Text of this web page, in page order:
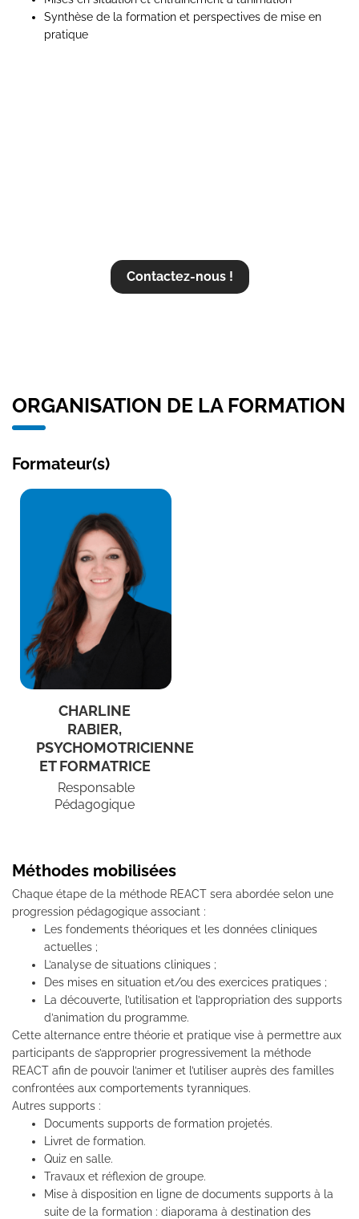
Synthèse de la formation et perspectives de mise en
pratique
Contactez-nous !
ORGANISATION DE LA FORMATION
Formateur(s)
CHARLINE
RABIER,
PSYCHOMOTRICIENNE
ET FORMATRICE
Responsable
Pédagogique
Méthodes mobilisées
Chaque étape de la méthode REACT sera abordée selon une
progression pédagogique associant :
Les fondements théoriques et les données cliniques
actuelles ;
L’analyse de situations cliniques ;
Des mises en situation et/ou des exercices pratiques ;
La découverte, l’utilisation et l’appropriation des supports
d’animation du programme.
Cette alternance entre théorie et pratique vise à permettre aux
participants de s’approprier progressivement la méthode
REACT afin de pouvoir l’animer et l’utiliser auprès des familles
confrontées aux comportements tyranniques.
Autres supports :
Documents supports de formation projetés.
Livret de formation.
Quiz en salle.
Travaux et réflexion de groupe.
Mise à disposition en ligne de documents supports à la
suite de la formation : diaporama à destination des